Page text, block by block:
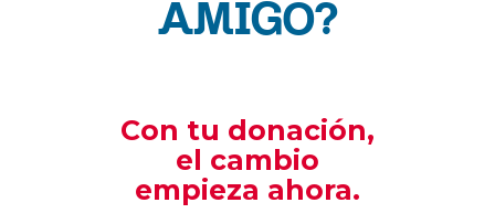
AMIGÓ?
Con tu donación,
el cambio
empieza ahora.